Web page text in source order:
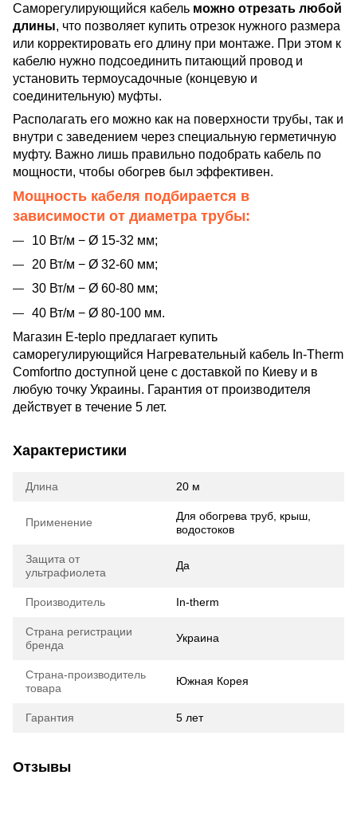
Саморегулирующийся кабель можно отрезать любой
длины, что позволяет купить отрезок нужного размера
или корректировать его длину при монтаже. При этом к
кабелю нужно подсоединить питающий провод и
установить термоусадочные (концевую и
соединительную) муфты.
Располагать его можно как на поверхности трубы, так и
внутри с заведением через специальную герметичную
муфту. Важно лишь правильно подобрать кабель по
мощности, чтобы обогрев был эффективен.
Мощность кабеля подбирается в
зависимости от диаметра трубы:
10 Вт/м − Ø 15-32 мм;
20 Вт/м − Ø 32-60 мм;
30 Вт/м − Ø 60-80 мм;
40 Вт/м − Ø 80-100 мм.
Магазин E-teplo предлагает купить
саморегулирующийся Нагревательный кабель In-Therm
Comfortпо доступной цене с доставкой по Киеву и в
любую точку Украины. Гарантия от производителя
действует в течение 5 лет.
Характеристики
Длина 20 м
Применение
Для обогрева труб, крыш,
водостоков
Защита от
ультрафиолета
Да
Производитель In-therm
Страна регистрации
бренда
Украина
Страна-производитель
товара
Южная Корея
Гарантия 5 лет
Отзывы